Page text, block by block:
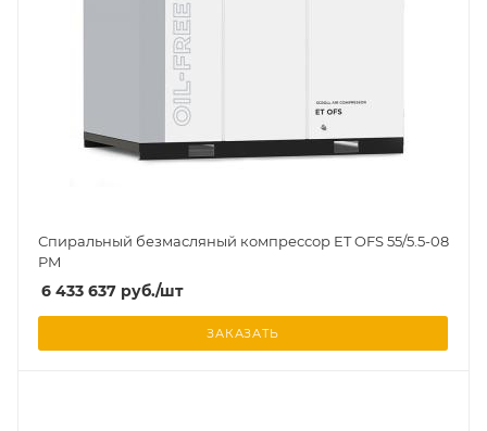
Спиральный безмасляный компрессор ET OFS 55/5.5-08
PM
6 433 637 руб./шт
ЗАКАЗАТЬ